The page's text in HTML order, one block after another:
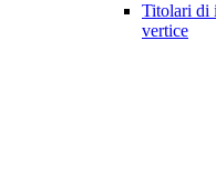
Titolari di
vertice